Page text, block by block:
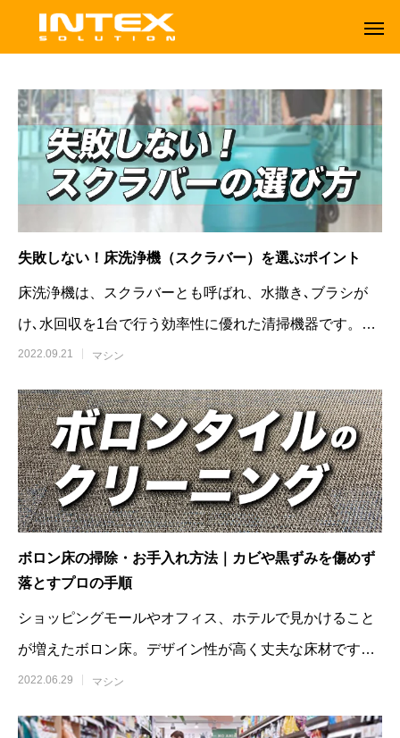
オーボット テナントフロアマシン
失敗しない！床洗浄機（スクラバー）を選ぶポイント
床洗浄機は、スクラバーとも呼ばれ、水撒き､ブラシが
け､水回収を1台で行う効率性に優れた清掃機器です。床
洗浄機を導入することで環境を清潔に
2022.09.21 マシン
ボロン床の掃除・お手入れ方法｜カビや黒ずみを傷めず
落とすプロの手順
ショッピングモールやオフィス、ホテルで見かけること
が増えたボロン床。デザイン性が高く丈夫な床材です
が、「黒ずみやカビが取れな
2022.06.29 マシン